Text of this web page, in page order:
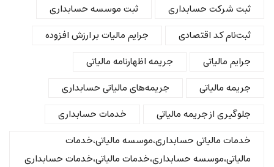
ثبت شرکت حسابداری
ثبت موسسه حسابداری
ثبت‌نام کد اقتصادی
جرایم مالیات بر ارزش افزوده
جرایم مالیاتی
جریمه اظهارنامه مالیاتی
جریمه مالیاتی
جریمه‌های مالیاتی حسابداری
جلوگیری از جریمه مالیاتی
خدمات حسابداری
خدمات مالیاتی حسابداری،موسسه مالیاتی،خدمات
مالیاتی،موسسه حسابداری،خدمات مالیاتی،خدمات حسابداری